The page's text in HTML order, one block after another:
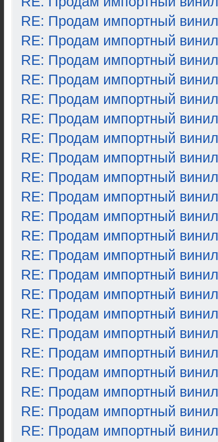
RE: Продам импортный винил
RE: Продам импортный винил
RE: Продам импортный винил
RE: Продам импортный винил
RE: Продам импортный винил
RE: Продам импортный винил
RE: Продам импортный винил
RE: Продам импортный винил
RE: Продам импортный винил
RE: Продам импортный винил
RE: Продам импортный винил
RE: Продам импортный винил
RE: Продам импортный винил
RE: Продам импортный винил
RE: Продам импортный винил
RE: Продам импортный винил
RE: Продам импортный винил
RE: Продам импортный винил
RE: Продам импортный винил
RE: Продам импортный винил
RE: Продам импортный винил
RE: Продам импортный винил